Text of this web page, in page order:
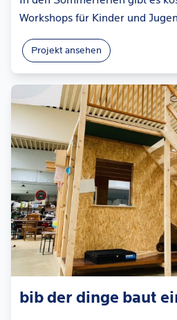
Workshops für Kinder und
Projekt ansehen
bib der dinge baut